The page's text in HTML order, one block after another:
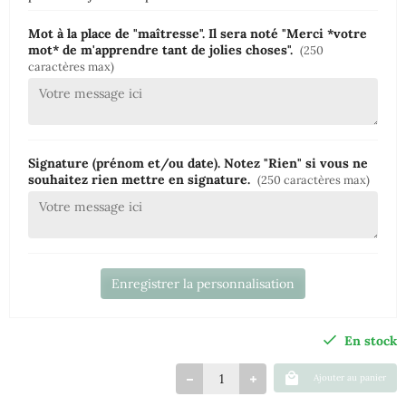
Mot à la place de "maîtresse". Il sera noté "Merci *votre
mot* de m'apprendre tant de jolies choses". (250
caractères max)
Signature (prénom et/ou date). Notez "Rien" si vous ne
souhaitez rien mettre en signature. (250 caractères max)
Enregistrer la personnalisation
En stock
Ajouter au panier